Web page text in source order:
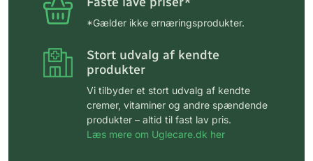
*Gælder ikke ernæringsprodukter.
Stort udvalg af kendte
produkter
Vi tilbyder et stort udvalg af kendte
cremer, vitaminer og andre spændende
produkter – altid til fast lav pris.
Læs mere om Uglecare.dk her